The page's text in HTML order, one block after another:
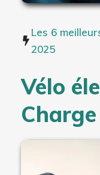
Les 6
2025
Vélo